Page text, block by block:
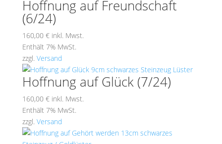
Hoffnung auf Freundschaft
(6/24)
160,00 € inkl. Mwst.
Enthält 7% MwSt.
zzgl. Versand
Hoffnung auf Glück (7/24)
160,00 € inkl. Mwst.
Enthält 7% MwSt.
zzgl. Versand